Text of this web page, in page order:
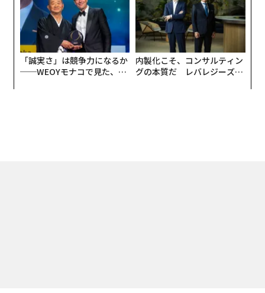
「誠実さ」は競争力になるか
──WEOYモナコで見た、く
内製化こそ、コンサルティン
グの本質だ レバレジーズが